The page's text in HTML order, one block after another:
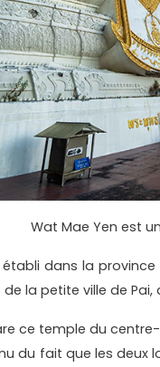
Wat Mae Yen est
dans la
de la petite ville de
ce temple du
du fait que les deux